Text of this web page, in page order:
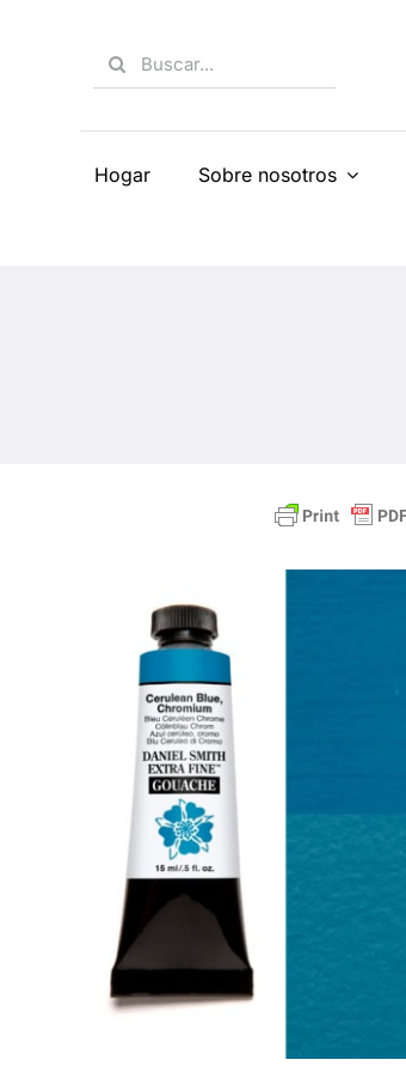
Search
for:
Hogar Sobre nosotros